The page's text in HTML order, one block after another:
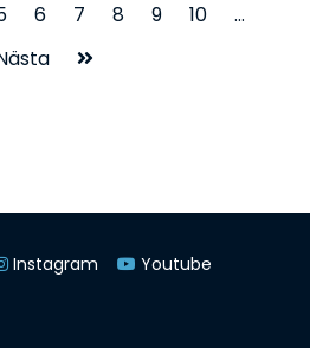
6 7 8 9 10
...
Instagram Youtube